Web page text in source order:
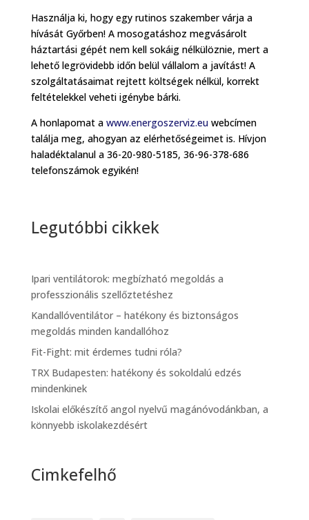
Használja ki, hogy egy rutinos szakember várja a
hívását Győrben! A mosogatáshoz megvásárolt
háztartási gépét nem kell sokáig nélkülöznie, mert a
lehető legrövidebb időn belül vállalom a javítást! A
szolgáltatásaimat rejtett költségek nélkül, korrekt
feltételekkel veheti igénybe bárki.
A honlapomat a www.energoszerviz.euwebcímen
találja meg, ahogyan az elérhetőségeimet is. Hívjon
haladéktalanul a 36-20-980-5185, 36-96-378-686
telefonszámok egyikén!
Legutóbbi cikkek
Ipari ventilátorok: megbízható megoldás a
professzionális szellőztetéshez
Kandallóventilátor – hatékony és biztonságos
megoldás minden kandallóhoz
Fit-Fight: mit érdemes tudni róla?
TRX Budapesten: hatékony és sokoldalú edzés
mindenkinek
Iskolai előkészítő angol nyelvű magánóvodánkban, a
könnyebb iskolakezdésért
Cimkefelhő